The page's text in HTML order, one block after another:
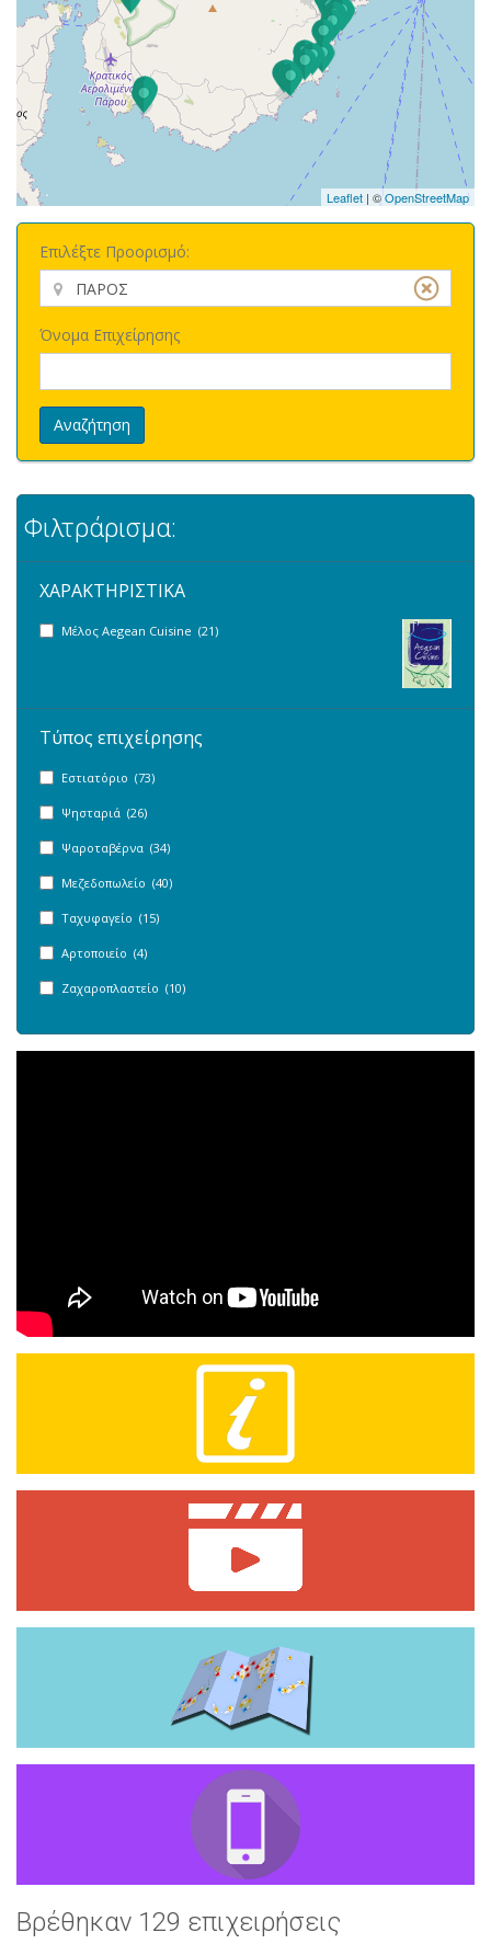
Leaflet | ©OpenStreetMap
Επιλέξτε Προορισμό:
Όνομα Επιχείρησης
Αναζήτηση
Φιλτράρισμα:
ΧΑΡΑΚΤΗΡΙΣΤΙΚΑ
Μέλος Aegean Cuisine (21)
Τύπος επιχείρησης
Εστιατόριο (73)
Ψησταριά (26)
Ψαροταβέρνα (34)
Μεζεδοπωλείο (40)
Ταχυφαγείο (15)
Αρτοποιείο (4)
Ζαχαροπλαστείο (10)
Βρέθηκαν 129 επιχειρήσεις